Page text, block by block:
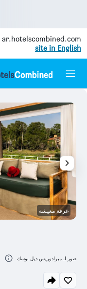
ar.hotelscombined.com
site in English
غرفة معيشة
صور لـ ميرادوريس ديل بوسك